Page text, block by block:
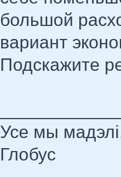
большой
вариант
Подскажите
Усе мы
Глобус